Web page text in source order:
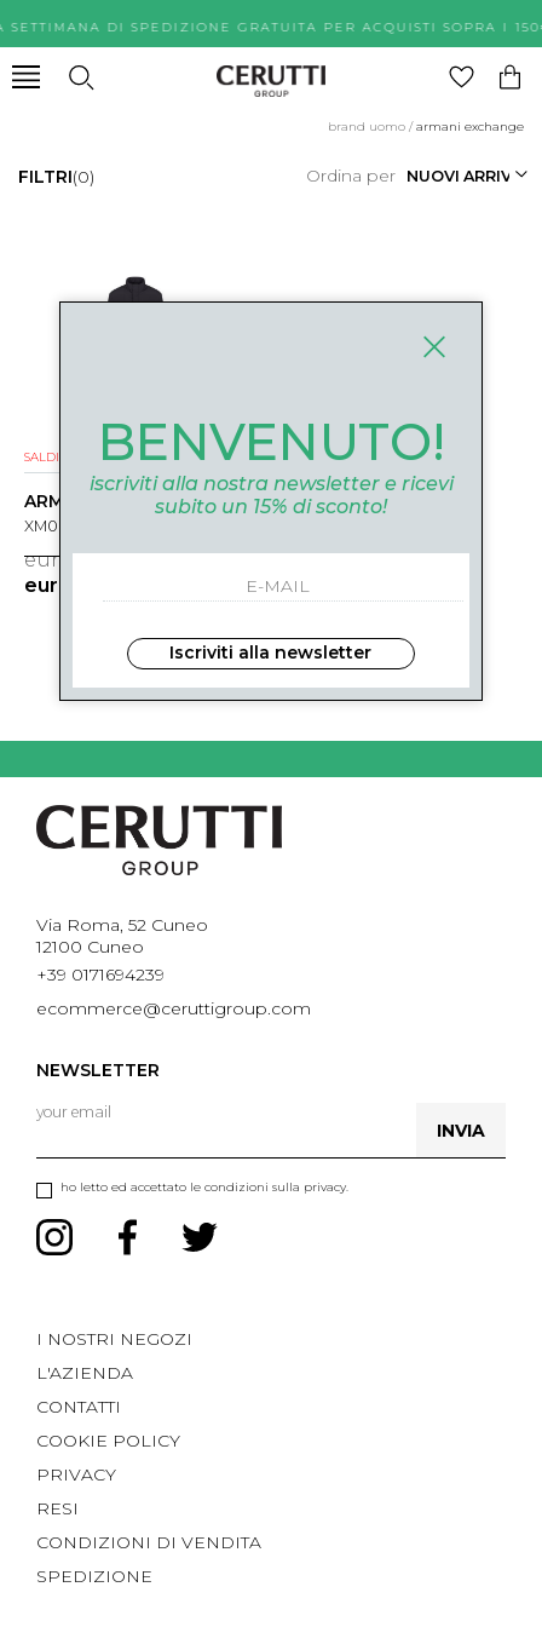
SETTIMANA DI SPEDIZIONE GRATUITA PER ACQUISTI
brand uomo /armani exchange
FILTRI(0) Ordina per
SALDI
ARMANI EXCHANGE
XM001578UB101 BLU
eur 240.00
eur 144.00
1DI 1
Via Roma, 52 Cuneo
12100 Cuneo
+39 0171694239
ecommerce@ceruttigroup.com
NEWSLETTER
ho letto ed accettato le condizioni sulla privacy.
INVIA
I NOSTRI NEGOZI
L'AZIENDA
CONTATTI
COOKIE POLICY
PRIVACY
RESI
CONDIZIONI DI VENDITA
SPEDIZIONE
BENVENUTO!
iscriviti alla nostra newsletter e ricevi
subito un 15% di sconto!
Iscriviti alla newsletter